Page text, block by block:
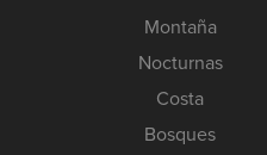
Montaña
Nocturnas
Costa
Bosques